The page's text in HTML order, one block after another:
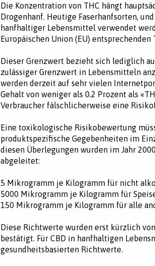
Die Konzentration von THC hängt
Drogenhanf. Heutige Faserhanfsorten,
hanfhaltiger Lebensmittel verwendet
Europäischen Union (EU)
Dieser Grenzwert bezieht sich lediglich
zulässiger Grenzwert in Lebensmitteln
werden derzeit auf sehr vielen
Gehalt von weniger als 0.2 Prozent als
Verbraucher fälschlicherweise eine
Eine toxikologische Risikobewertung
produktspezifische Gegebenheiten im
diesen Überlegungen wurden im Jahr
abgeleitet:
5 Mikrogramm je Kilogramm für nicht
5000 Mikrogramm je Kilogramm für
150 Mikrogramm je Kilogramm für alle
Diese Richtwerte wurden erst kürzlich
bestätigt. Für CBD in hanfhaltigen
gesundheitsbasierten Richtwerte.